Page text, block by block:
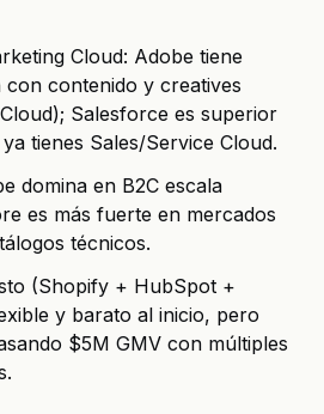
Cloud: Adobe tiene
con contenido y creatives
Salesforce es superior
tienes Sales/Service Cloud.
domina en B2C escala
es más fuerte en mercados
técnicos.
(Shopify + HubSpot +
y barato al inicio, pero
$5M GMV con múltiples